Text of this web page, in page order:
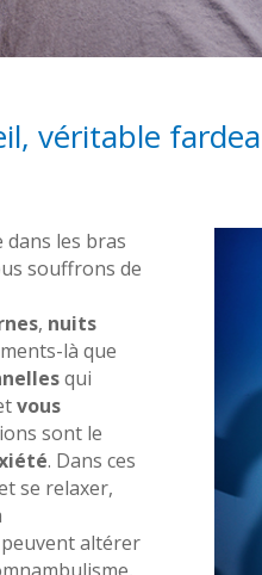
véritable
les bras
souffrons de
, nuits
là que
qui
vous
sont le
. Dans ces
se relaxer,
peuvent altérer